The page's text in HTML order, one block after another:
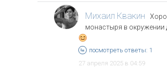
Михаил Квакин
монастыря в окружении
посмотреть ответы: 1
27 апреля 2025 в 04:59